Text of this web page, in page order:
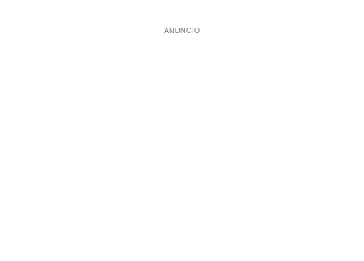
ANUNCIO